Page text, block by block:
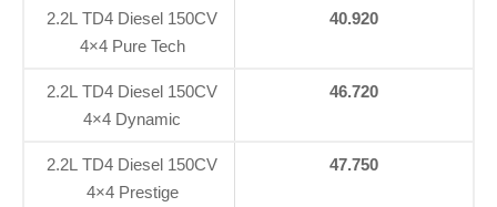
2.2L TD4 Diesel 150CV
4×4 Pure Tech
40.920
2.2L TD4 Diesel 150CV
4×4 Dynamic
46.720
2.2L TD4 Diesel 150CV
4×4 Prestige
47.750